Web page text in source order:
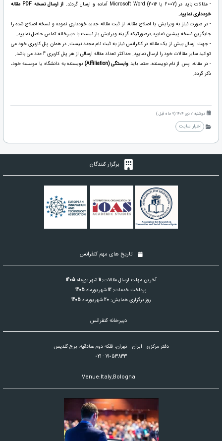
- مقالات باید در (2007 یا 2016) Microsoft Word آماده و ارسال گردند.
از ارسال نسخه PDF مقاله
خودداری نمایید.
- در صورت نیاز به ویرایش یا اصلاح مقاله، از ثبت مقاله جدید خودداری نموده و نسخه اصلاح شده را
جایگزین نسخه پیشین نمایید.درصورتیکه گزینه ویرایش باز نیست با دبیرخانه تماس حاصل نمایید.
- جهت ارسال بیش از یک مقاله در کنفرانس نیاز به ثبت نام مجدد نیست. در همان پنل کاربری خود می
توانید سایر مقالات خود را ارسال نمایید. حداکثر تعداد مقاله ارسالی از هر پنل کاربری 4 عدد می باشد.
- در مقاله، پس از نام نویسنده، حتما باید وابستگی (Affiliation)
نویسنده به دانشگاه یا موسسه خود،
ذکر گردد.
دوشنبه 01 دی 1404 (7 ماه قبل )
اخبار سایت
برگزار کنندگان
تاریخ های مهم کنفرانس
آخرین مهلت ارسال مقالات:11 شهریورماه1405
پرداخت خدمات: 12 شهریورماه 1405
روز برگزاری همایش: 20 شهریورماه 1405
دبیرخانه کنفرانس
دفتر مرکزی : ایران : تهران، فلکه دوم صادقیه، برج گلدیس
021 - 71053833
Venue:Italy,Bologna